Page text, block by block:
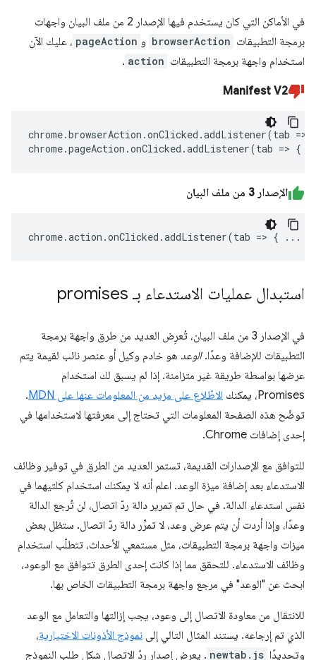
في الأماكن التي كان يستخدم فيها الإصدار 2 من ملف البيان واجهات
برمجة التطبيقات browserAction و pageAction ، عليك الآن
استخدام واجهة برمجة التطبيقات action
.
Manifest V2
chrome.browserAction .onClicked .addListener(tab =>
chrome.pageAction .onClicked .addListener(tab => {
الإصدار 3 من ملف البيان
chrome.action .onClicked .addListener(tab => { ...
استبدال عمليات الاستدعاء بـ promises
في الإصدار 3 من ملف البيان، تُعرِض العديد من طرق واجهة برمجة
التطبيقات للإضافة وعدًا.الوعد هو خادم وكيل أو عنصر نائب لقيمة يتم
عرضها بواسطة طريقة غير متزامنة. إذا لم يسبق لك استخدام
Promises، يمكنك
الاطّلاع على مزيد من المعلومات عنها على MDN
.
توضّح هذه الصفحة المعلومات التي تحتاج إلى معرفتها لاستخدامها في
إحدى إضافات Chrome.
للتوافق مع الإصدارات القديمة، تستمر العديد من الطرق في توفير وظائف
الاستدعاء بعد إضافة ميزة الوعد. اعلم أنه لا يمكنك استخدام كلتيهما في
نفس استدعاء الدالة. في حال تم تمرير دالة ردّ اتصال، لن تُرجع الدالة
وعدًا، وإذا أردت أن يتم عرض وعد، لا تمرِّر دالة ردّ اتصال. ستظل بعض
ميزات واجهة برمجة التطبيقات، مثل مستمعي الأحداث، تتطلّب استخدام
وظائف الاستدعاء. للتحقق مما إذا كانت إحدى الطرق تتوافق مع الوعود،
ابحث عن "الوعد" في مرجع واجهة برمجة التطبيقات الخاص بها.
للانتقال من معاودة الاتصال إلى وعود، يجب إزالتها والتعامل مع الوعد
الذي تم إرجاعه. يستند المثال التالي إلى نموذج الأذونات الاختيارية،
وتحديدًا newtab.js . يعرض إصدار ردّ الاتصال شكل طلب النموذج